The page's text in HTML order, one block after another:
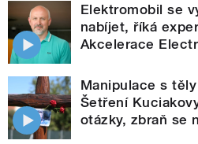
Elektromobil se
nabíjet, říká
Akcelerace
Manipulace s
Šetření
otázky, zbraň se